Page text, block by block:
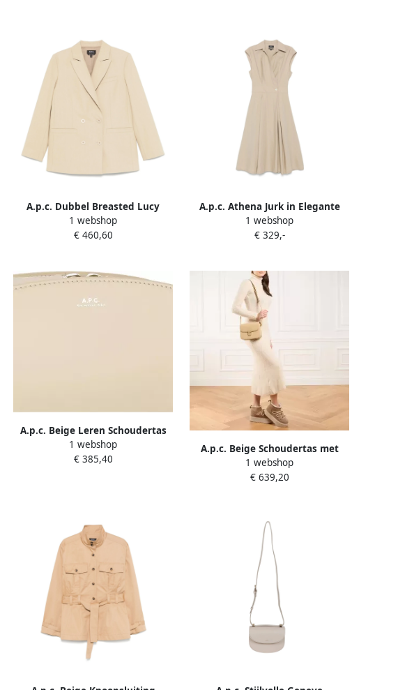
A.p.c. Dubbel Breasted Lucy
Blazer Beige Dames
1 webshop
€ 460,60
A.p.c. Athena Jurk in Elegante
Stijl Beige Dames
1 webshop
€ 329,-
A.p.c. Beige Leren Schoudertas
met Gouden Logo Beige Dames
1 webshop
€ 385,40
A.p.c. Beige Schoudertas met
Overslag Beige Dames
1 webshop
€ 639,20